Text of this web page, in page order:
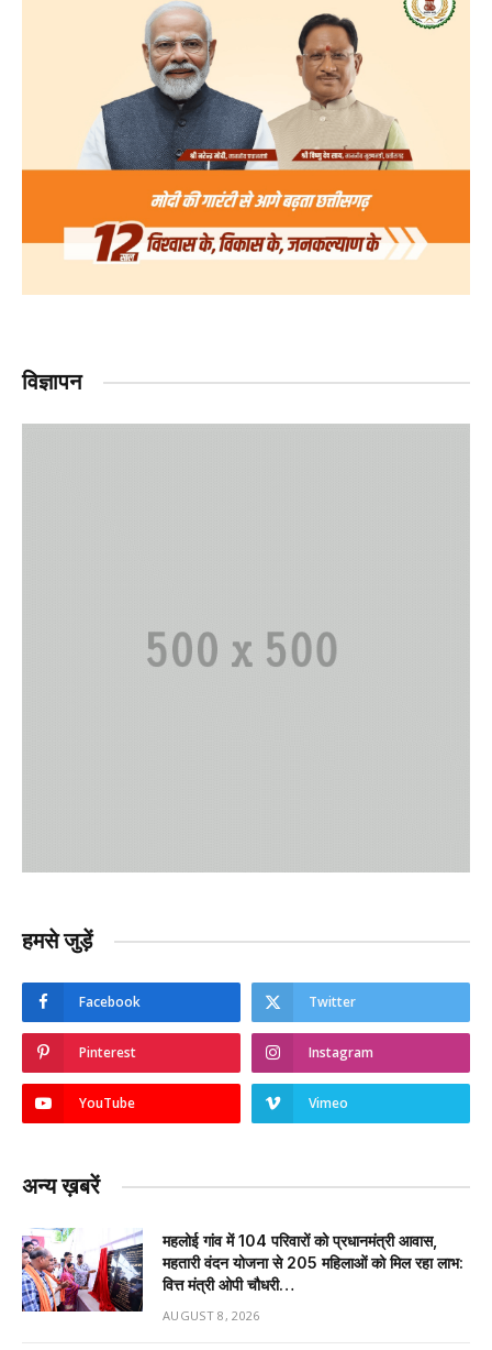
विज्ञापन
हमसे जुड़ें
Facebook Twitter
Pinterest Instagram
YouTube Vimeo
अन्य ख़बरें
महलोई गांव में 104 परिवारों को प्रधानमंत्री आवास,
महतारी वंदन योजना से 205 महिलाओं को मिल रहा लाभ:
वित्त मंत्री ओपी चौधरी…
AUGUST 8, 2026